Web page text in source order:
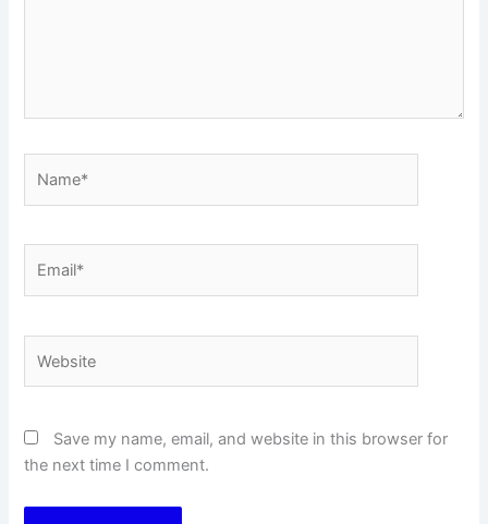
Save my name, email, and website in this browser for
the next time I comment.